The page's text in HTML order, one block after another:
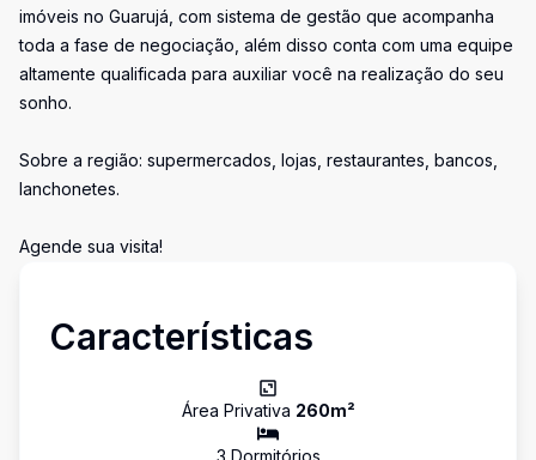
imóveis no Guarujá, com sistema de gestão que acompanha
toda a fase de negociação, além disso conta com uma equipe
altamente qualificada para auxiliar você na realização do seu
sonho.
Sobre a região: supermercados, lojas, restaurantes, bancos,
lanchonetes.
Agende sua visita!
Características
Área Privativa 260m²
3 Dormitórios